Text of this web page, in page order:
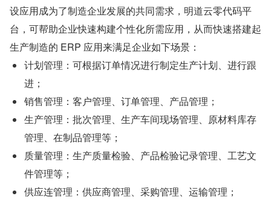
设应用成为了制造企业发展的共同需求，明道云零代码平
台，可帮助企业快速构建个性化所需应用，从而快速搭建起
生产制造的 ERP 应用来满足企业如下场景：
计划管理：可根据订单情况进行制定生产计划、进行跟
进；
销售管理：客户管理、订单管理、产品管理；
生产管理：批次管理、生产车间现场管理、原材料库存
管理、在制品管理等；
质量管理：生产质量检验、产品检验记录管理、工艺文
件管理等；
供应连管理：供应商管理、采购管理、运输管理；